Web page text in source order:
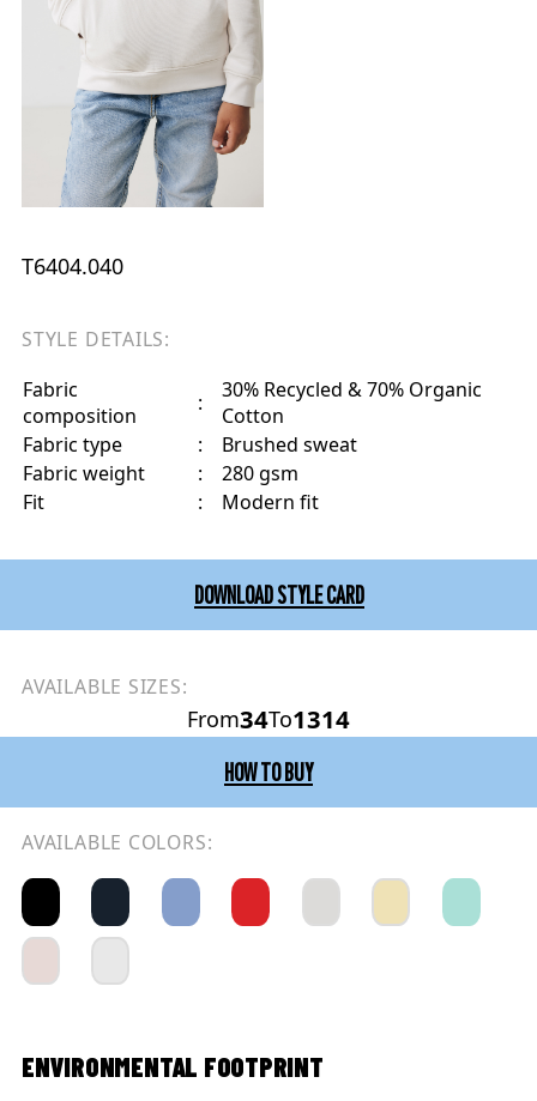
T6404.040
STYLE DETAILS:
Fabric
composition
:
30% Recycled & 70% Organic
Cotton
Fabric type
:
Brushed sweat
Fabric weight
:
280 gsm
Fit
: Modern fit
DOWNLOAD STYLE CARD
AVAILABLE SIZES:
From34To1314
HOW TO BUY
AVAILABLE COLORS:
ENVIRONMENTAL FOOTPRINT